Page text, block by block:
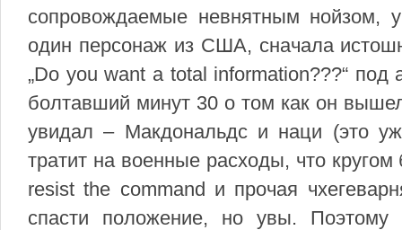
сопровождаемые невнятным нойзом,
один персонаж из США, сначала
„Do you want a total information???“
болтавший минут 30 о том как он
увидал – Макдональдс и наци (это
тратит на военные расходы, что
resist the command и прочая
спасти положение, но увы. Поэтому